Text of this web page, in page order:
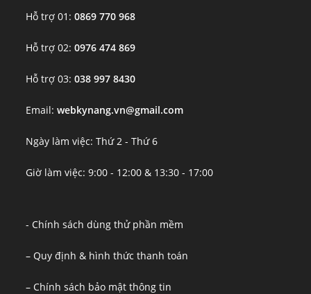
Hỗ trợ 01:0869 770 968
Hỗ trợ 02:0976 474 869
Hỗ trợ 03:038 997 8430
Email:webkynang.vn@gmail.com
Ngày làm việc: Thứ 2 - Thứ 6
Giờ làm việc: 9:00 - 12:00 & 13:30 - 17:00
- Chính sách dùng thử phần mềm
– Quy định & hình thức thanh toán
– Chính sách bảo mật thông tin